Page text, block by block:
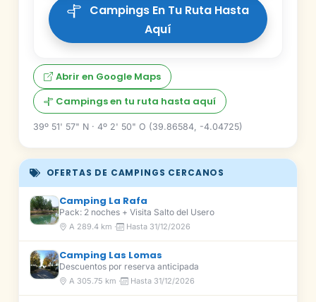
Aquí
Abrir en Google Maps
Campings en tu ruta hasta aquí
39º 51' 57" N · 4º 2' 50" O (39.86584, -4.04725)
OFERTAS DE CAMPINGS CERCANOS
Camping La Rafa
Pack: 2 noches + Visita Salto del Usero
A 289.4 km · Hasta 31/12/2026
Camping Las Lomas
Descuentos por reserva anticipada
A 305.75 km · Hasta 31/12/2026